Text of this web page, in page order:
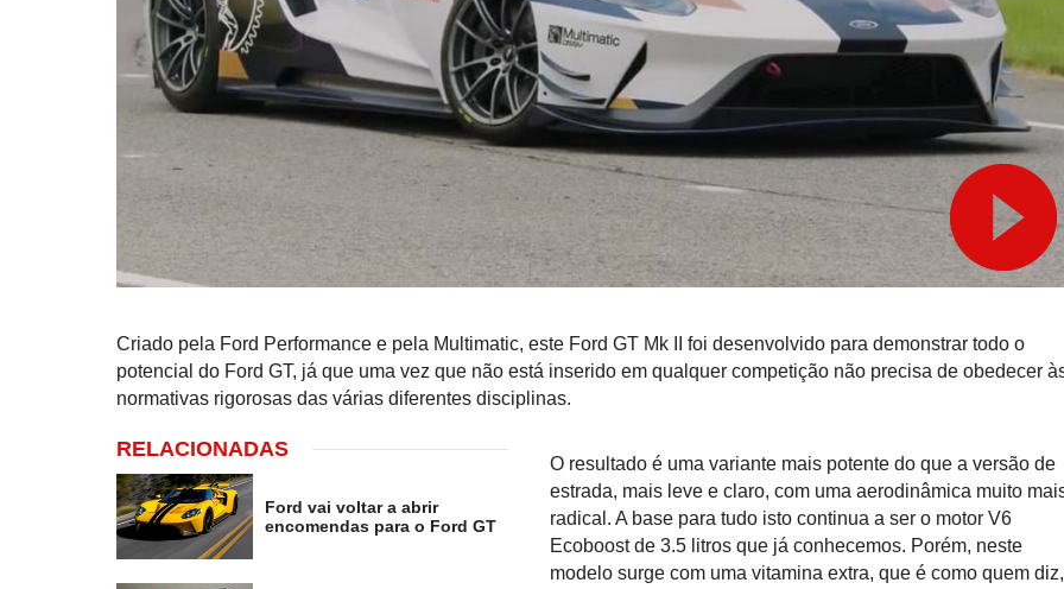
Criado pela Ford Performance e pela Multimatic, este Ford GT Mk II foi desenvolvido para demonstrar todo o
potencial do Ford GT, já que uma vez que não está inserido em qualquer competição não precisa de obedecer
normativas rigorosas das várias diferentes disciplinas.
RELACIONADAS
Ford vai voltar a abrir
encomendas para o Ford GT
O resultado é uma variante mais potente do que a versão de
estrada, mais leve e claro, com uma aerodinâmica muito
radical. A base para tudo isto continua a ser o motor V6
Ecoboost de 3.5 litros que já conhecemos. Porém, neste
modelo surge com uma vitamina extra, que é como quem diz,